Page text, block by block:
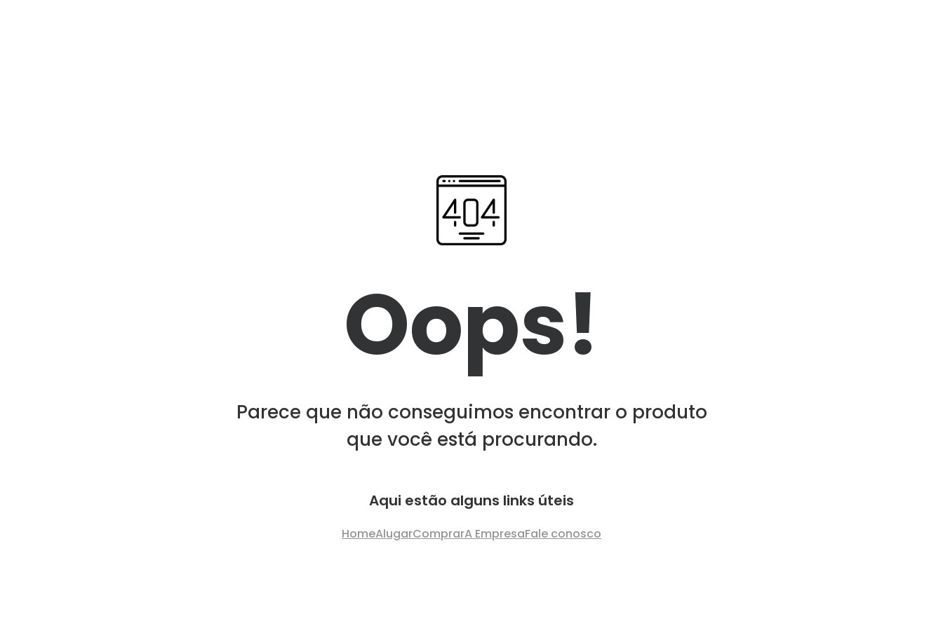
Oops!
Parece que não conseguimos encontrar o produto
que você está procurando.
Aqui estão alguns links úteis
HomeAlugarComprarA EmpresaFale conosco